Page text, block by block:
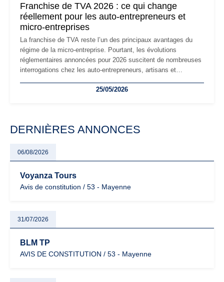
Franchise de TVA 2026 : ce qui change
réellement pour les auto-entrepreneurs et
micro-entreprises
La franchise de TVA reste l’un des principaux avantages du
régime de la micro-entreprise. Pourtant, les évolutions
réglementaires annoncées pour 2026 suscitent de nombreuses
interrogations chez les auto-entrepreneurs, artisans et
facturation ou risque de bascule vers la TVA : les règles
25/05/2026
DERNIÈRES ANNONCES
06/08/2026
Voyanza Tours
Avis de constitution / 53 - Mayenne
31/07/2026
BLM TP
AVIS DE CONSTITUTION / 53 - Mayenne